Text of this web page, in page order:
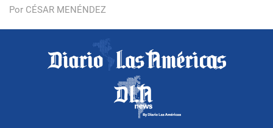
Por CÉSAR MENÉNDEZ